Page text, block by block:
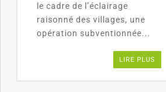
le cadre de l’éclairage
raisonné des villages, une
opération subventionnée...
LIRE PLUS